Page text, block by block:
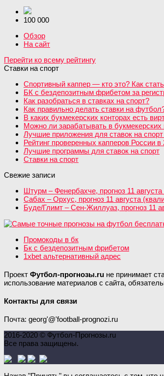
100 000
Обзор
На сайт
Перейти ко всему рейтингу
Ставки на спорт
Спортивный каппер — кто это? Как
БК с бездепозитным фрибетом за
Как разобраться в ставках на спорт?
Как правильно делать ставки на
В каких букмекерских конторах есть
Можно ли зарабатывать в букмекерских
Лучшие приложения для ставок на
Рейтинг проверенных капперов России в
Лучшие программы для ставок на спорт
Ставки на спорт
Свежие записи
Штурм – Фенербахче, прогноз 11
Сабах – Орхус, прогноз 11 августа
Буде/Глимт – Сен-Жиллуаз, прогноз 11
Промокоды в бк
Бк с бездепозитным фрибетом
1xbet альтернативный адрес
Проект Футбол-прогнозы.ru не принимает
использование материалов с сайта,
Контакты для связи
Почта: georg'@'football-prognozi.ru
2016-2020 © Футбол-Прогнозы.ru
Все права защищены.